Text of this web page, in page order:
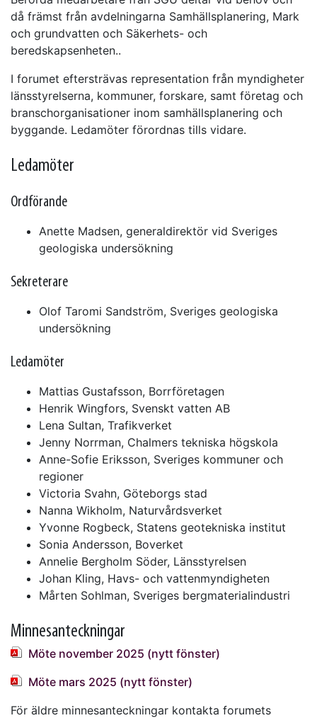
då främst från avdelningarna Samhällsplanering, Mark
och grundvatten och Säkerhets- och
beredskapsenheten..
I forumet eftersträvas representation från myndigheter
länsstyrelserna, kommuner, forskare, samt företag och
branschorganisationer inom samhällsplanering och
byggande. Ledamöter förordnas tills vidare.
Ledamöter
Ordförande
Anette Madsen, generaldirektör vid Sveriges
geologiska undersökning
Sekreterare
Olof Taromi Sandström, Sveriges geologiska
undersökning
Ledamöter
Mattias Gustafsson, Borrföretagen
Henrik Wingfors, Svenskt vatten AB
Lena Sultan, Trafikverket
Jenny Norrman, Chalmers tekniska högskola
Anne-Sofie Eriksson, Sveriges kommuner och
regioner
Victoria Svahn, Göteborgs stad
Nanna Wikholm, Naturvårdsverket
Yvonne Rogbeck, Statens geotekniska institut
Sonia Andersson, Boverket
Annelie Bergholm Söder, Länsstyrelsen
Johan Kling, Havs- och vattenmyndigheten
Mårten Sohlman, Sveriges bergmaterialindustri
Minnesanteckningar
Möte november 2025 (nytt fönster)
Möte mars 2025 (nytt fönster)
För äldre minnesanteckningar kontakta forumets